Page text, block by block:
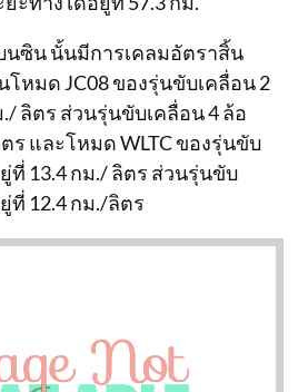
นซิน นั้นมีการเคลมอัตราสิ้น
โหมด JC08 ของรุ่นขับเคลื่อน 2
ลิตร ส่วนรุ่นขับเคลื่อน 4 ล้อ
ร และโหมด WLTC ของรุ่นขับ
ที่ 13.4 กม./ ลิตร ส่วนรุ่นขับ
ที่ 12.4 กม./ลิตร